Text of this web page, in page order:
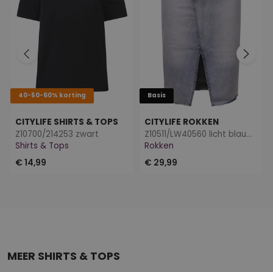
40-50-60% korting
CITYLIFE SHIRTS & TOPS
Z10700/214253 zwart
Shirts & Tops
€ 14,99
Basis
CITYLIFE ROKKEN
Z10511/LW40560 licht blauw denim
Rokken
€ 29,99
MEER SHIRTS & TOPS